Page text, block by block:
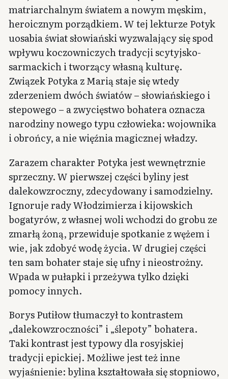
matriarchalnym światem a nowym męskim,
heroicznym porządkiem. W tej lekturze Potyk
uosabia świat słowiański wyzwalający się spod
wpływu koczowniczych tradycji scytyjsko-
sarmackich i tworzący własną kulturę.
Związek Potyka z Marią staje się wtedy
zderzeniem dwóch światów – słowiańskiego i
stepowego – a zwycięstwo bohatera oznacza
narodziny nowego typu człowieka: wojownika
i obrońcy, a nie więźnia magicznej władzy.
Zarazem charakter Potyka jest wewnętrznie
sprzeczny. W pierwszej części byliny jest
dalekowzroczny, zdecydowany i samodzielny.
Ignoruje rady Włodzimierza i kijowskich
bogatyrów, z własnej woli wchodzi do grobu ze
zmarłą żoną, przewiduje spotkanie z wężem i
wie, jak zdobyć wodę życia. W drugiej części
ten sam bohater staje się ufny i nieostrożny.
Wpada w pułapki i przeżywa tylko dzięki
pomocy innych.
Borys Putiłow tłumaczył to kontrastem
„dalekowzroczności” i „ślepoty” bohatera.
Taki kontrast jest typowy dla rosyjskiej
tradycji epickiej. Możliwe jest też inne
wyjaśnienie: bylina kształtowała się stopniowo,